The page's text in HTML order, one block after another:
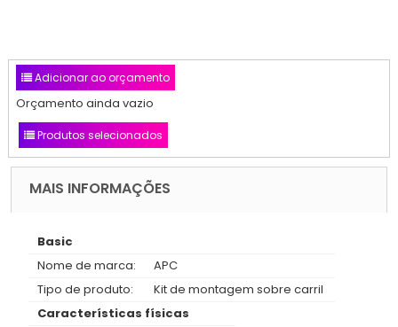
Adicionar ao orçamento
Orçamento ainda vazio
Produtos selecionados
MAIS INFORMAÇÕES
Basic
Nome de marca:
APC
Tipo de produto:
Kit de montagem sobre carril
Características físicas